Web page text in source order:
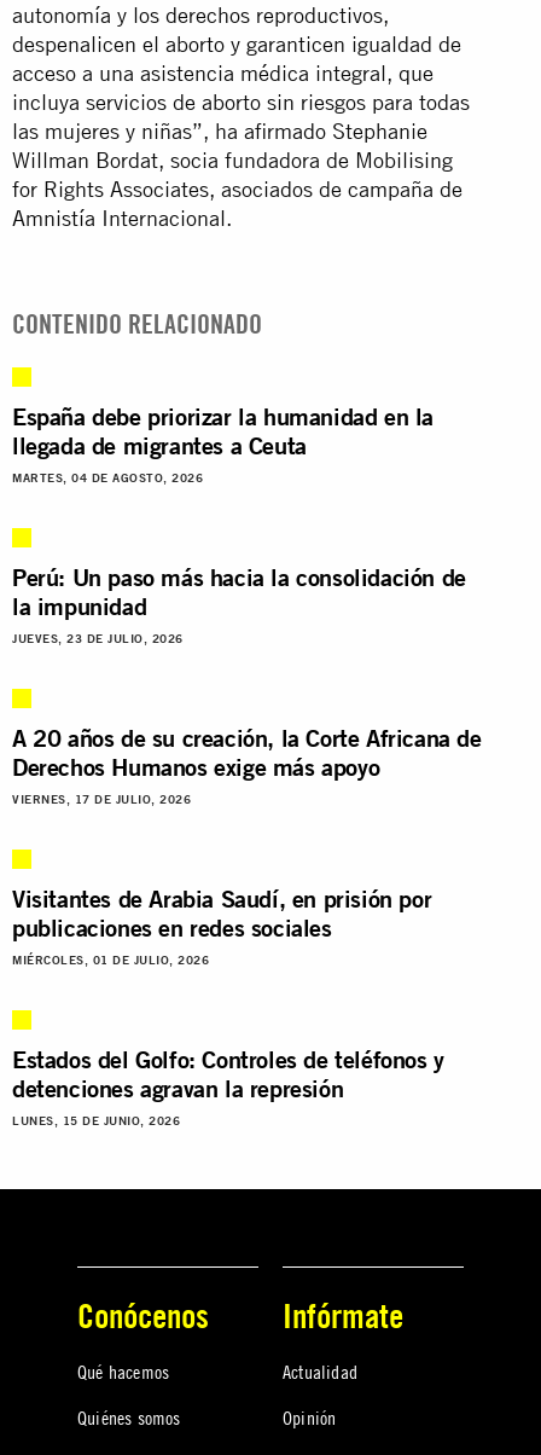
autonomía y los derechos reproductivos,
despenalicen el aborto y garanticen igualdad de
acceso a una asistencia médica integral, que
incluya servicios de aborto sin riesgos para todas
las mujeres y niñas”, ha afirmado Stephanie
Willman Bordat, socia fundadora de Mobilising
for Rights Associates, asociados de campaña de
Amnistía Internacional.
CONTENIDO RELACIONADO
España debe priorizar la humanidad en la
llegada de migrantes a Ceuta
MARTES, 04 DE AGOSTO, 2026
Perú: Un paso más hacia la consolidación de
la impunidad
JUEVES, 23 DE JULIO, 2026
A 20 años de su creación, la Corte Africana de
Derechos Humanos exige más apoyo
VIERNES, 17 DE JULIO, 2026
Visitantes de Arabia Saudí, en prisión por
publicaciones en redes sociales
MIÉRCOLES, 01 DE JULIO, 2026
Estados del Golfo: Controles de teléfonos y
detenciones agravan la represión
LUNES, 15 DE JUNIO, 2026
Conócenos
Qué hacemos
Quiénes somos
Infórmate
Actualidad
Opinión